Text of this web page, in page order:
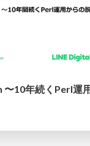
10年続くPerl運